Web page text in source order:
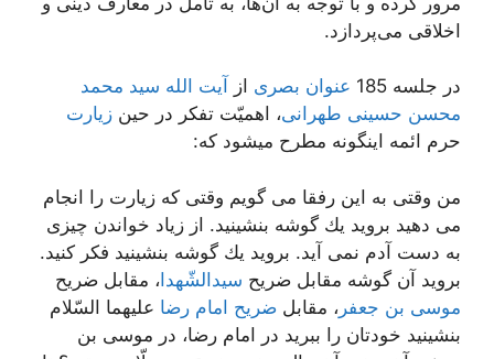
اخلاقی می‌پردازد.
در جلسه 185 عنوان بصری از
آیت الله سید محمد
محسن حسینی طهرانی، اهمیّت تفکر در حین زیارت
حرم ائمه اینگونه مطرح میشود که:
من وقتی به این رفقا می گویم وقتی كه زیارت را انجام
می دهید بروید یك گوشه بنشینید. از زیاد خواندن چیزی
به دست آدم نمی آید. بروید یك گوشه بنشینید فكر كنید.
بروید آن گوشه مقابل ضریح سیدالشّهدا، مقابل ضریح
موسی بن جعفر ، مقابل ضریح امام رضا علیهما السّلام
بنشینید خودتان را ببرید در امام رضا، در موسی بن